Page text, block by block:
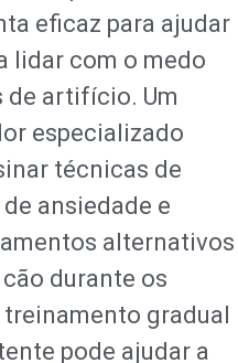
eficaz para ajudar
lidar com o medo
de artifício. Um
especializado
técnicas de
ansiedade e
alternativos
durante os
treinamento gradual
pode ajudar a